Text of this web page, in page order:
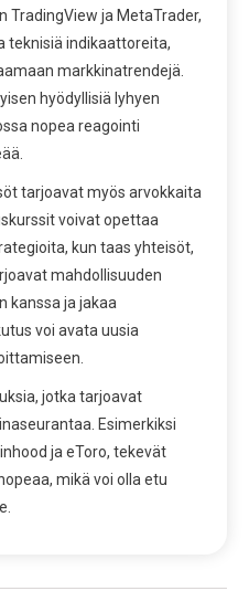
TradingView ja MetaTrader,
teknisiä indikaattoreita,
markkinatrendejä.
hyödyllisiä lyhyen
nopea reagointi
tarjoavat myös arvokkaita
voivat opettaa
kun taas yhteisöt,
mahdollisuuden
kanssa ja jakaa
voi avata uusia
jotka tarjoavat
Esimerkiksi
ja eToro, tekevät
mikä voi olla etu